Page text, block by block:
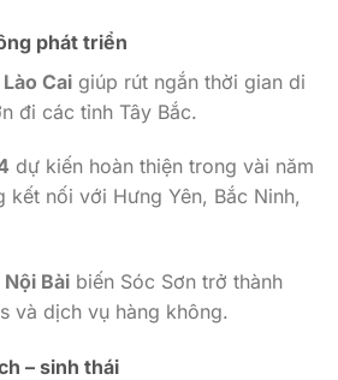
phát triển
Caigiúp rút ngắn thời gian di
đi các tỉnh Tây Bắc.
dự kiến hoàn thiện trong vài năm
kết nối với Hưng Yên, Bắc Ninh,
Bàibiến Sóc Sơn trở thành
và dịch vụ hàng không.
– sinh thái